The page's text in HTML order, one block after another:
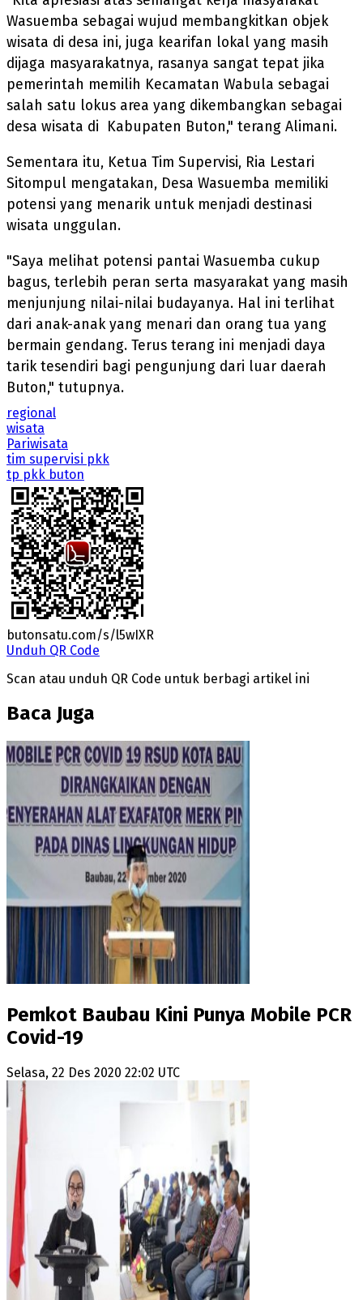
Wasuemba sebagai wujud membangkitkan objek
wisata di desa ini, juga kearifan lokal yang masih
dijaga masyarakatnya, rasanya sangat tepat jika
pemerintah memilih Kecamatan Wabula sebagai
salah satu lokus area yang dikembangkan sebagai
desa wisata di Kabupaten Buton," terang Alimani.
Sementara itu, Ketua Tim Supervisi, Ria Lestari
Sitompul mengatakan, Desa Wasuemba memiliki
potensi yang menarik untuk menjadi destinasi
wisata unggulan.
"Saya melihat potensi pantai Wasuemba cukup
bagus, terlebih peran serta masyarakat yang masih
menjunjung nilai-nilai budayanya. Hal ini terlihat
dari anak-anak yang menari dan orang tua yang
bermain gendang. Terus terang ini menjadi daya
tarik tesendiri bagi pengunjung dari luar daerah
Buton," tutupnya.
regional
wisata
Pariwisata
tim supervisi pkk
tp pkk buton
butonsatu.com/s/l5wIXR
Unduh QR Code
Scan atau unduh QR Code untuk berbagi artikel ini
Baca Juga
Pemkot Baubau Kini Punya Mobile PCR
Covid-19
Selasa, 22 Des 2020 22:02 UTC